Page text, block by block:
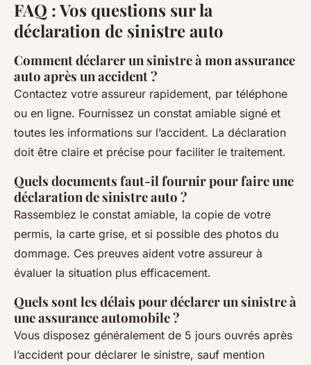
FAQ : Vos questions sur la
déclaration de sinistre auto
Comment déclarer un sinistre à mon assurance
auto après un accident ?
Contactez votre assureur rapidement, par téléphone
ou en ligne. Fournissez un constat amiable signé et
toutes les informations sur l’accident. La déclaration
doit être claire et précise pour faciliter le traitement.
Quels documents faut-il fournir pour faire une
déclaration de sinistre auto ?
Rassemblez le constat amiable, la copie de votre
permis, la carte grise, et si possible des photos du
dommage. Ces preuves aident votre assureur à
évaluer la situation plus efficacement.
Quels sont les délais pour déclarer un sinistre à
une assurance automobile ?
Vous disposez généralement de 5 jours ouvrés après
l’accident pour déclarer le sinistre, sauf mention